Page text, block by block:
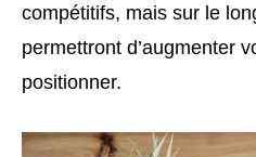
compétitifs, mais sur le
permettront d’augmenter
positionner.